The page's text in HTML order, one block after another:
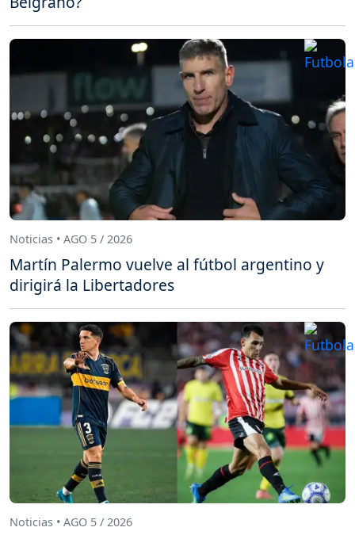
Noticias • AGO 5 / 2026
Martín Palermo vuelve al fútbol argentino y
dirigirá la Libertadores
Noticias • AGO 5 / 2026